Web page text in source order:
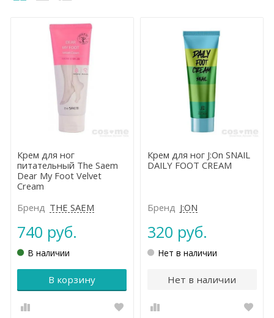
Крем для ног
питательный The Saem
Dear My Foot Velvet
Cream
Бренд THE SAEM
740 руб.
В наличии
В корзину
Крем для ног J:On SNAIL
DAILY FOOT CREAM
Бренд J:ON
320 руб.
Нет в наличии
Нет в наличии